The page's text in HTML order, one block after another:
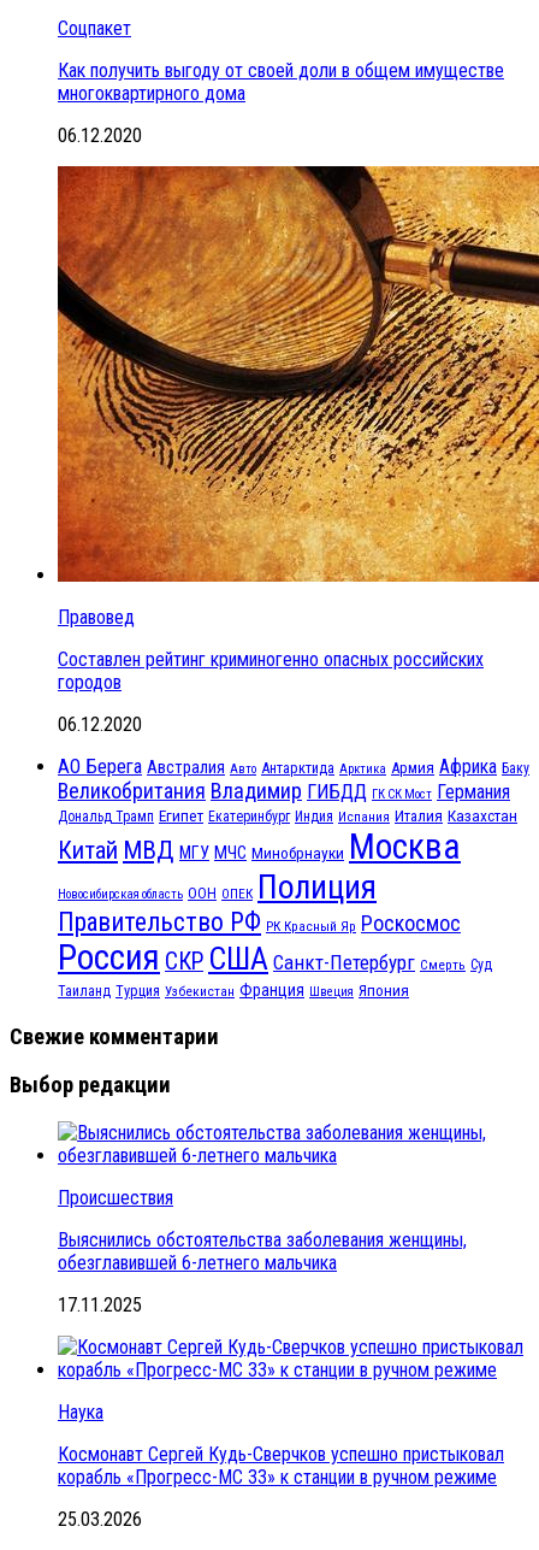
Соцпакет
Как получить выгоду от своей доли в общем имуществе
многоквартирного дома
06.12.2020
Правовед
Составлен рейтинг криминогенно опасных российских
городов
06.12.2020
АО Берега Австралия Авто Антарктида Арктика Армия Африка Баку
Великобритания Владимир ГИБДД ГК СК Мост Германия
Дональд Трамп Египет Екатеринбург Индия Испания Италия Казахстан
Китай МВД МГУ МЧС Минобрнауки Москва
Новосибирская область ООН ОПЕК Полиция
Правительство РФ РК Красный Яр Роскосмос
Россия СКР США Санкт-Петербург Смерть Суд
Таиланд Турция Узбекистан Франция Швеция Япония
Свежие комментарии
Выбор редакции
Происшествия
Выяснились обстоятельства заболевания женщины,
обезглавившей 6-летнего мальчика
17.11.2025
Наука
Космонавт Сергей Кудь-Сверчков успешно пристыковал
корабль «Прогресс-МС 33» к станции в ручном режиме
25.03.2026